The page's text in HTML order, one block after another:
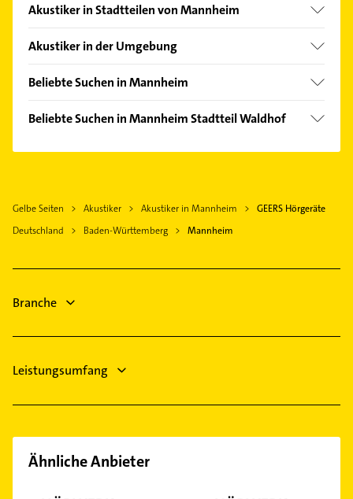
Akustiker in Stadtteilen von Mannheim
Feudenheim
Neckarstadt
Quadrate
Rheinau
Akustiker in der Umgebung
Viernheim
Lampertheim
Bürstadt
Limburgerhof
Lorsch Hessen
Beliebte Suchen in Mannheim
Phoniatrie
Rechtsanwalt
Zahnarzt
Klempner
Beliebte Suchen in Mannheim Stadtteil Waldhof
Zahnarzt
Immobilien
Gebäudereinigung
Gelbe Seiten Akustiker Akustiker in Mannheim
GEERS Hörgeräte
Deutschland
Baden-Württemberg Mannheim
Branche
Leistungsumfang
Ähnliche Anbieter